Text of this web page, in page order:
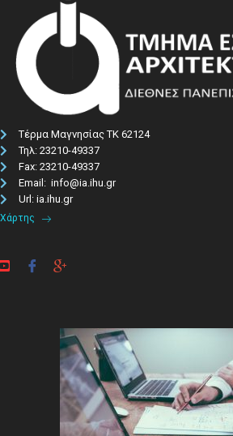
Τέρμα Μαγνησίας ΤΚ 62124
Τηλ: 23210-49337​
Fax: 23210-49337
Email: info@ia.ihu.gr
Url: ia.ihu.gr
Χάρτης